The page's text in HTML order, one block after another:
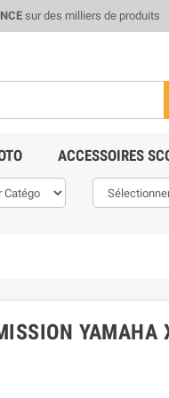
sur des milliers de produits
ACCESSOIRES